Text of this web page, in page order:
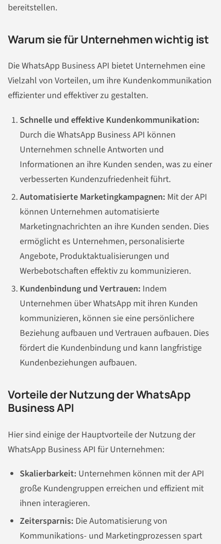
bereitstellen.
Warum sie für Unternehmen wichtig ist
Die WhatsApp Business API bietet Unternehmen eine
Vielzahl von Vorteilen, um ihre Kundenkommunikation
effizienter und effektiver zu gestalten.
Schnelle und effektive Kundenkommunikation:
Durch die WhatsApp Business API können
Unternehmen schnelle Antworten und
Informationen an ihre Kunden senden, was zu einer
verbesserten Kundenzufriedenheit führt.
Automatisierte Marketingkampagnen: Mit der API
können Unternehmen automatisierte
Marketingnachrichten an ihre Kunden senden. Dies
ermöglicht es Unternehmen, personalisierte
Angebote, Produktaktualisierungen und
Werbebotschaften effektiv zu kommunizieren.
Kundenbindung und Vertrauen: Indem
Unternehmen über WhatsApp mit ihren Kunden
kommunizieren, können sie eine persönlichere
Beziehung aufbauen und Vertrauen aufbauen. Dies
fördert die Kundenbindung und kann langfristige
Kundenbeziehungen aufbauen.
Vorteile der Nutzung der WhatsApp
Business API
Hier sind einige der Hauptvorteile der Nutzung der
WhatsApp Business API für Unternehmen:
Skalierbarkeit: Unternehmen können mit der API
große Kundengruppen erreichen und effizient mit
ihnen interagieren.
Zeitersparnis: Die Automatisierung von
Kommunikations- und Marketingprozessen spart